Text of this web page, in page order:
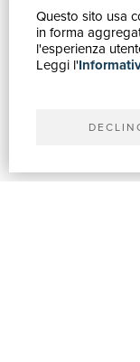
Questo sito usa
in forma
l'esperienza
Leggi l'